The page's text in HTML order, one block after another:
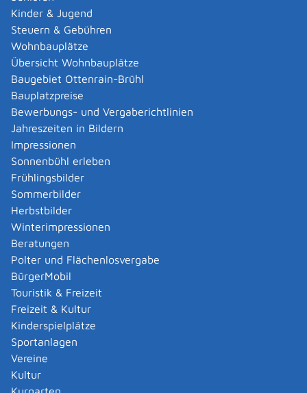
Kinder & Jugend
Steuern & Gebühren
Wohnbauplätze
Übersicht Wohnbauplätze
Baugebiet Ottenrain-Brühl
Bauplatzpreise
Bewerbungs- und Vergaberichtlinien
Jahreszeiten in Bildern
Impressionen
Sonnenbühl erleben
Frühlingsbilder
Sommerbilder
Herbstbilder
Winterimpressionen
Beratungen
Polter und Flächenlosvergabe
BürgerMobil
Touristik & Freizeit
Freizeit & Kultur
Kinderspielplätze
Sportanlagen
Vereine
Kultur
Datenbank ein und leitet Ihren Antrag elektronisch an
das Aufnahmeland weiter.
Die dortige zuständige Stelle bewertet Ihre Unterlagen.
Wenn die Bewertung positiv ist, stellt sie den
Berufsausweis aus. Sie erhalten eine Bestätigung in Ihr
Konto.
Ist sie der Auffassung, dass Ihre Aus- und Fortbildung
und Ihre Berufserfahrung nicht den geforderten
Standards dieses Landes entsprechen, dann kann sie
eine Eignungsprüfung oder einen Anpassungslehrgang
verlangen.
Lehnt sie Ihren Antrag ab, dann müssen sie dies
begründen und Sie über Ihre Beschwerdemöglichkeiten
informieren.
Danach können Sie ein EBA-Zertifikat im PDF-Format
erstellen. Dazu erhalten Sie eine Bezugsnummer, mit
deren Hilfe Ihr künftiger Arbeitgeber die Gültigkeit Ihres
EBAs online überprüfen kann.
Der Berufsausweis ist gültig:
unbefristet bei dauerhafter Niederlassung
18 Monate in den meisten Fällen, in denen Sie
vorübergehend Dienstleistungen erbringen,
beziehungsweise zwölf Monate für Berufe mit
Auswirkungen auf die öffentliche Gesundheit oder